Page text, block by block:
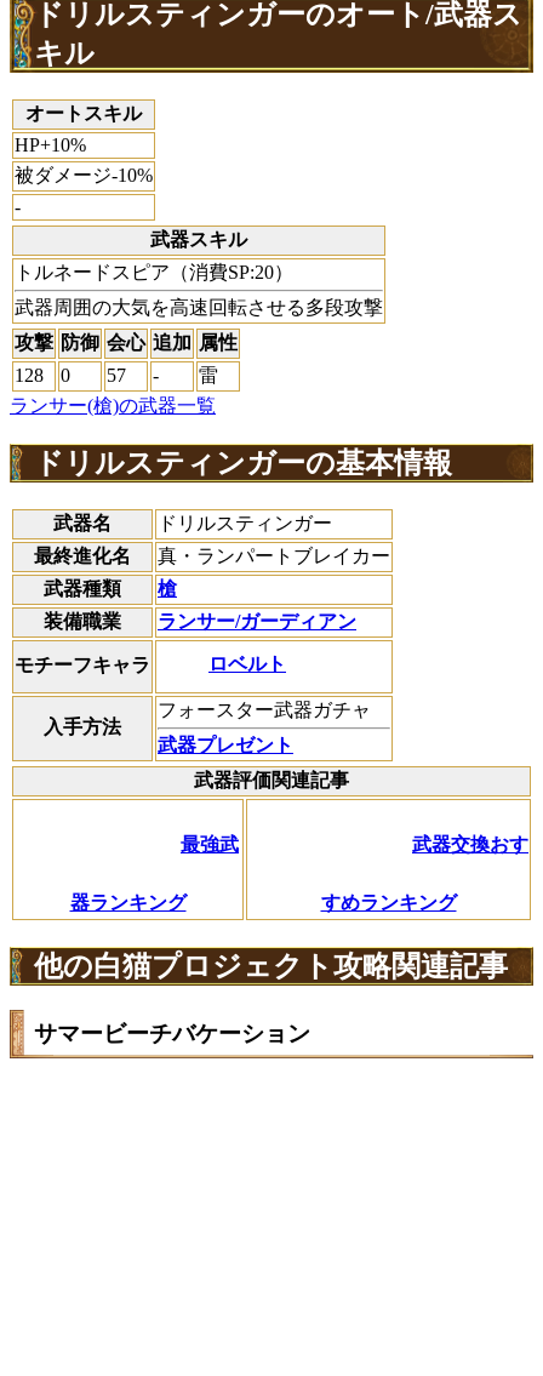
ドリルスティンガーのオート/武器ス
キル
オートスキル
HP+10%
被ダメージ-10%
-
武器スキル
トルネードスピア（消費SP:20）
武器周囲の大気を高速回転させる多段攻撃
攻撃 防御 会心 追加 属性
128
0 57 -
雷
ランサー(槍)の武器一覧
ドリルスティンガーの基本情報
武器名
ドリルスティンガー
最終進化名
真・ランパートブレイカー
武器種類
槍
装備職業
ランサー/ガーディアン
モチーフキャラ ロベルト
入手方法
フォースター武器ガチャ
武器プレゼント
武器評価関連記事
最強武
器ランキング
武器交換おす
すめランキング
他の白猫プロジェクト攻略関連記事
サマービーチバケーション